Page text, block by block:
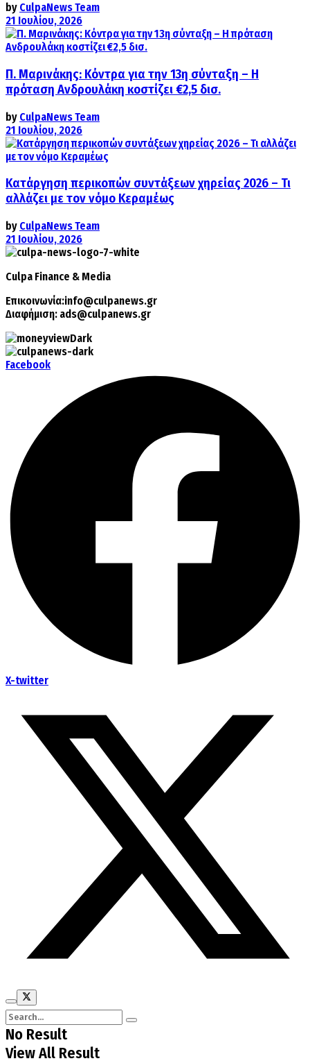
by CulpaNews Team
21 Ιουλίου, 2026
Π. Μαρινάκης: Κόντρα για την 13η σύνταξη – Η
πρόταση Ανδρουλάκη κοστίζει €2,5 δισ.
by CulpaNews Team
21 Ιουλίου, 2026
Κατάργηση περικοπών συντάξεων χηρείας 2026 – Τι
αλλάζει με τον νόμο Κεραμέως
by CulpaNews Team
21 Ιουλίου, 2026
Culpa Finance & Media
Επικοινωνία:info@culpanews.gr
Διαφήμιση: ads@culpanews.gr
Facebook
X-twitter
No Result
View All Result